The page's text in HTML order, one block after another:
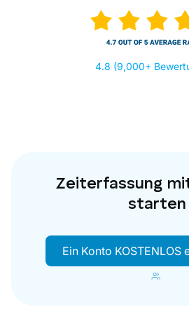
4.8 (9,000+
Zeiterfassung
starten
Ein Konto KOSTENLOS